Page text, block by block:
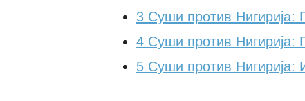
3 Суши против Нигирија:
4 Суши против Нигирија:
5 Суши против Нигирија: